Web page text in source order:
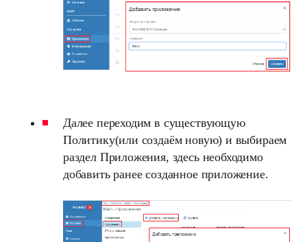
Далее переходим в существующую
Политику(или создаём новую) и выбираем
раздел Приложения, здесь необходимо
добавить ранее созданное приложение.